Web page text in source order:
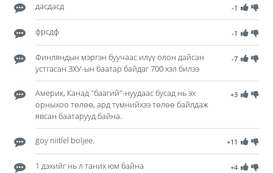
-1
дасдасд
-1
фрсдф
-7
Финляндын мэргэн буучаас илүү олон дайсан
устгасан ЗХУ-ын баатар байдаг 700 хэл билээ
+3
Америк, Канад "баагий"-нуудаас бусад нь эх
орныхоо төлөө, ард түмнийхээ төлөө байлдаж
явсан баатарууд байна.
+11
goy niitlel boljee.
+4
1 дэхийг нь л таних юм байна